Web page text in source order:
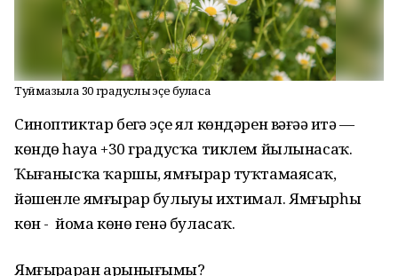
Туймазыла 30 градуслыҡ эҫе буласаҡ
Синоптиктар беҙгә эҫе ял көндәрен вәғәҙә итә —
көндөҙ һауа +30 градусҡа тиклем йылынасаҡ.
Ҡыҙғанысҡа ҡаршы, ямғырҙар туҡтамаясаҡ,
йәшенле ямғырҙар булыуы ихтимал. Ямғырһыҙ
көн - йома көнө генә буласаҡ.
Ямғырҙарҙан арынығыҙмы?